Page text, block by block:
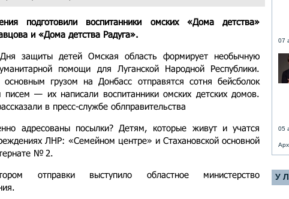
подготовили воспитанники омских «Дома детства»
и «Дома детства Радуга».
защиты детей Омская область формирует необычную
помощи для Луганской Народной Республики.
грузом на Донбасс отправятся сотня бейсболок
писем — их написали воспитанники омских детских домов.
в пресс-службе облправительства
адресованы посылки? Детям, которые живут и учатся
ЛНР: «Семейном центре» и Стахановской основной
№ 2.
отправки выступило областное министерство
07
05
У